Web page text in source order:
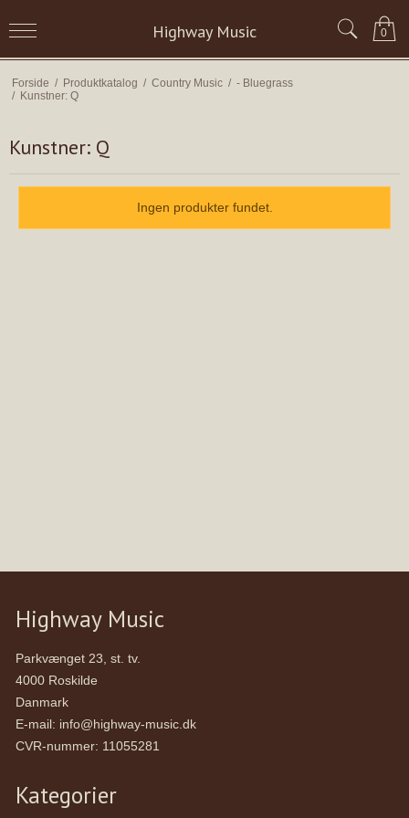
Highway Music 0
Forside / Produktkatalog / Country Music / - Bluegrass
/ Kunstner: Q
Kunstner: Q
Ingen produkter fundet.
Highway Music
Parkvænget 23, st. tv.
4000 Roskilde
Danmark
E-mail: info@highway-music.dk
CVR-nummer: 11055281
Kategorier